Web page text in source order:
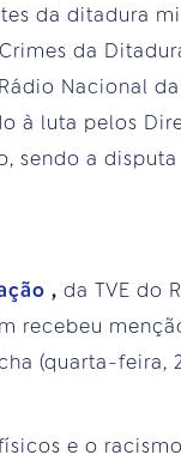
da ditadura
da
Nacional
à luta pelos
sendo a
, da TVE do
recebeu
(quarta-feira,
e o